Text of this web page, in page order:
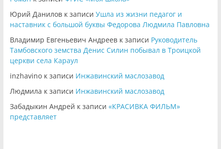
Юрий Даниловк записи Ушла из жизни педагог и
наставник с большой буквы Федорова Людмила Павловна
Владимир Евгеньевич Андреевк записи Руководитель
Тамбовского земства Денис Силин побывал в Троицкой
церкви села Караул
inzhavinoк записи Инжавинский маслозавод
Людмила к записи Инжавинский маслозавод
Забадыкин Андрей к записи «КРАСИВКА ФИЛЬМ»
представляет